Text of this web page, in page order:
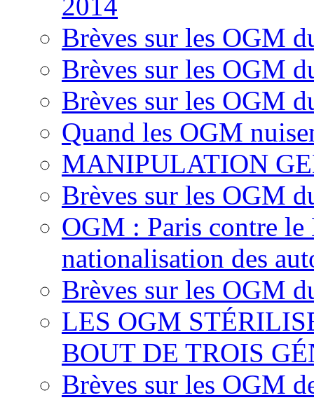
Brèves sur les OGM
Brèves sur les OGM
Brèves sur les OGM
Quand les OGM
MANIPULATION
Brèves sur les OGM
OGM : Paris contre
nationalisation des
Brèves sur les OGM
LES OGM
BOUT DE TROIS
Brèves sur les OGM